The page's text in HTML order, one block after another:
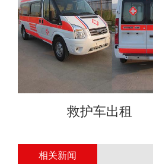
救护车出租
相关新闻